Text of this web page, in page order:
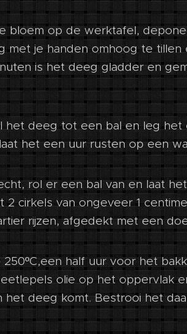
bloem op de werktafel,
met je handen omhoog te tillen
is het deeg gladder en
het deeg tot een bal en leg het
het een uur rusten op een
rol er een bal van en laat
cirkels van ongeveer 1
rijzen, afgedekt met een
half uur voor het
olie op het oppervlak
het deeg komt. Bestrooi het